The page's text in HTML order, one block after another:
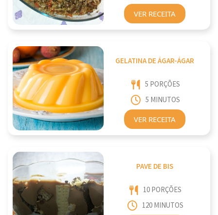
VER RECEITA
GELATINA DE ÁGAR-ÁGAR
5 PORÇÕES
5 MINUTOS
VER RECEITA
PAVE DE BIS
10 PORÇÕES
120 MINUTOS